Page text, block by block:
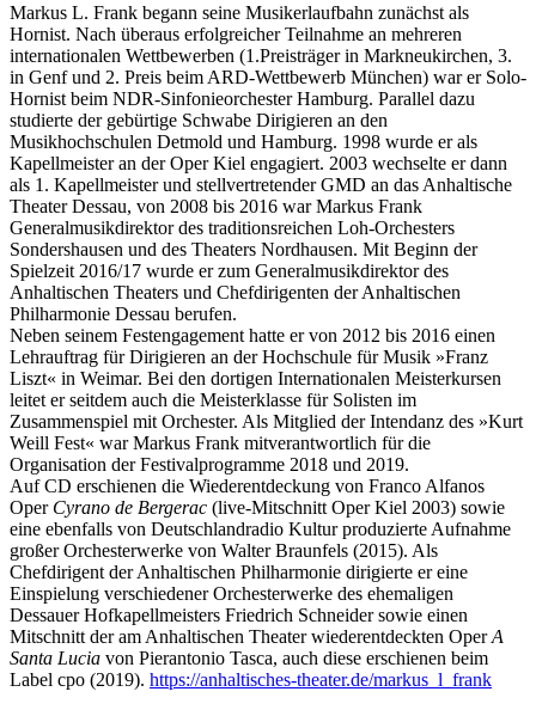
Markus L. Frank begann seine Musikerlaufbahn zunächst als
Hornist. Nach überaus erfolgreicher Teilnahme an mehreren
internationalen Wettbewerben (1.Preisträger in Markneukirchen, 3.
in Genf und 2. Preis beim ARD-Wettbewerb München) war er Solo-
Hornist beim NDR-Sinfonieorchester Hamburg. Parallel dazu
studierte der gebürtige Schwabe Dirigieren an den
Musikhochschulen Detmold und Hamburg. 1998 wurde er als
Kapellmeister an der Oper Kiel engagiert. 2003 wechselte er dann
als 1. Kapellmeister und stellvertretender GMD an das Anhaltische
Theater Dessau, von 2008 bis 2016 war Markus Frank
Generalmusikdirektor des traditionsreichen Loh-Orchesters
Sondershausen und des Theaters Nordhausen. Mit Beginn der
Spielzeit 2016/17 wurde er zum Generalmusikdirektor des
Anhaltischen Theaters und Chefdirigenten der Anhaltischen
Philharmonie Dessau berufen.
Neben seinem Festengagement hatte er von 2012 bis 2016 einen
Lehrauftrag für Dirigieren an der Hochschule für Musik »Franz
Liszt« in Weimar. Bei den dortigen Internationalen Meisterkursen
leitet er seitdem auch die Meisterklasse für Solisten im
Zusammenspiel mit Orchester. Als Mitglied der Intendanz des »Kurt
Weill Fest« war Markus Frank mitverantwortlich für die
Organisation der Festivalprogramme 2018 und 2019.
Auf CD erschienen die Wiederentdeckung von Franco Alfanos
Oper Cyrano de Bergerac (live-Mitschnitt Oper Kiel 2003) sowie
eine ebenfalls von Deutschlandradio Kultur produzierte Aufnahme
großer Orchesterwerke von Walter Braunfels (2015). Als
Chefdirigent der Anhaltischen Philharmonie dirigierte er eine
Einspielung verschiedener Orchesterwerke des ehemaligen
Dessauer Hofkapellmeisters Friedrich Schneider sowie einen
Mitschnitt der am Anhaltischen Theater wiederentdeckten OperA
Santa Lucia von Pierantonio Tasca, auch diese erschienen beim
Label cpo (2019). https://anhaltisches-theater.de/markus_l_frank